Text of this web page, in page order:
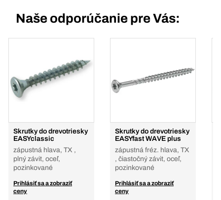
Naše odporúčanie pre Vás:
Skrutky do drevotriesky
EASYclassic
zápustná hlava, TX ,
plný závit, oceľ,
pozinkované
Prihlásiť sa a zobraziť
ceny
Skrutky do drevotriesky
EASYfast WAVE plus
zápustná fréz. hlava, TX
, čiastočný závit, oceľ,
pozinkované
Prihlásiť sa a zobraziť
ceny